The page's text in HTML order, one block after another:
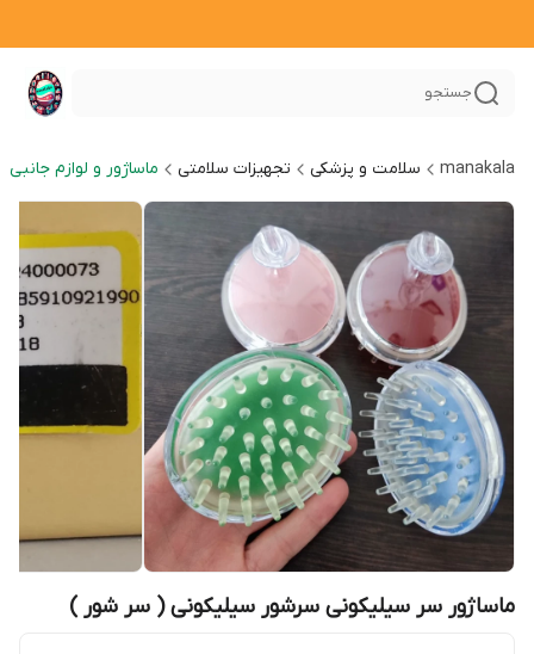
جستجو
manakala سلامت و پزشکی تجهیزات سلامتی ماساژور و لوازم جانبی
ماساژور سر سیلیکونی سرشور سیلیکونی ( سر شور )